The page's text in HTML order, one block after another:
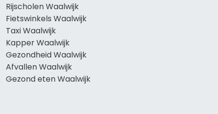
Rijscholen Waalwijk
Fietswinkels Waalwijk
Taxi Waalwijk
Kapper Waalwijk
Gezondheid Waalwijk
Afvallen Waalwijk
Gezond eten Waalwijk